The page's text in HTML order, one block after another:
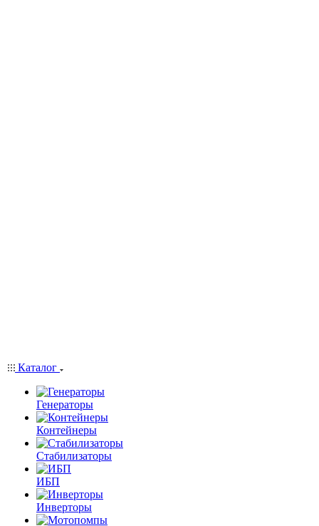
Каталог
Генераторы
Контейнеры
Стабилизаторы
ИБП
Инверторы